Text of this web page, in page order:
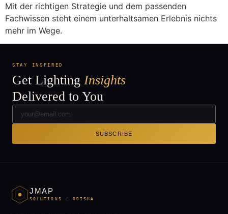
Mit der richtigen Strategie und dem passenden
Fachwissen steht einem unterhaltsamen Erlebnis nichts
mehr im Wege.
STAY INSPIRED
Get Lighting Insights
Delivered to You
SUBSCRIBE
JMAP
SOLUTIONS · ODISHA